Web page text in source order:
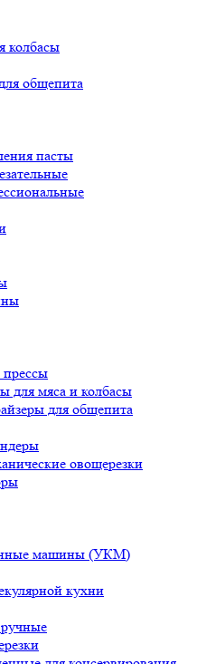
колбасы
общепита
пасты
для мяса и колбасы
для общепита
овощерезки
машины (УКМ)
кухни